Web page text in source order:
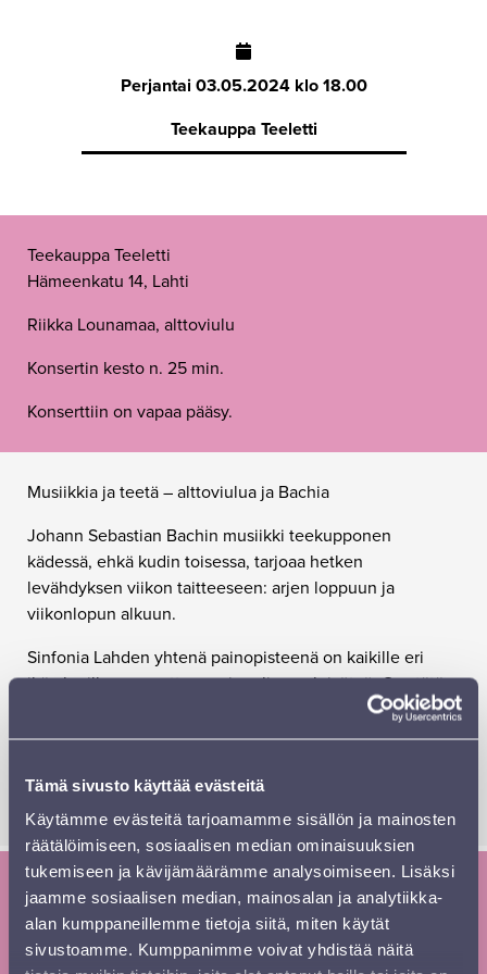
Tämä sivusto käyttää evästeitä
Käytämme evästeitä tarjoamamme sisällön ja mainosten
räätälöimiseen, sosiaalisen median ominaisuuksien
tukemiseen ja kävijämäärämme analysoimiseen. Lisäksi
jaamme sosiaalisen median, mainosalan ja analytiikka-
alan kumppaneillemme tietoja siitä, miten käytät
sivustoamme. Kumppanimme voivat yhdistää näitä
Perjantai03.05.2024 klo 18.00
Teekauppa Teeletti
Teekauppa Teeletti
Hämeenkatu 14, Lahti
Riikka Lounamaa, alttoviulu
Konsertin kesto n. 25 min.
Konserttiin on vapaa pääsy.
Musiikkia ja teetä – alttoviulua ja Bachia
Johann Sebastian Bachin musiikki teekupponen
kädessä, ehkä kudin toisessa, tarjoaa hetken
levähdyksen viikon taitteeseen: arjen loppuun ja
viikonlopun alkuun.
Sinfonia Lahden yhtenä painopisteenä on kaikille eri
ikäryhmille suunnattu monipuolinen yleisötyö. Osa tätä
toimintaa on pienryhmiemme konsertit. Toukokuun
aikana pienryhmämme jalkautuvat maakuntakiertueelle
on osa Bongaa oma lähikonserttisi -konserttien sarjaa.
Tilaa Sinfonia Lahden uutiskirje ja
kausiesite